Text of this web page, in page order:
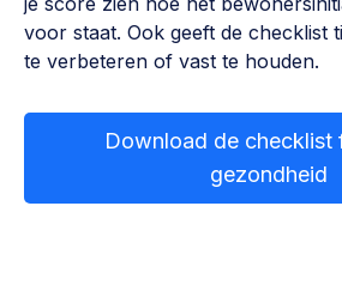
ontmoetingsplekken >
Bewonersbedrijf starten,
Buurtbewoners verbinden
Lid worden
030 231 7511
info@lsabewoners.nl
voor staat. Ook geeft de checklist
te verbeteren of vast te houden.
Download de checklist
gezondheid